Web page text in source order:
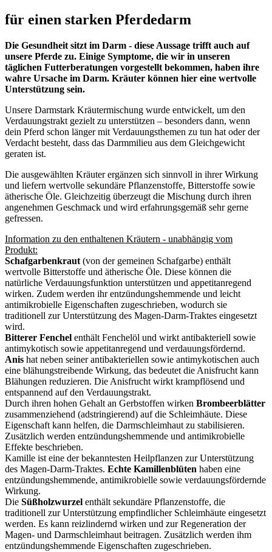
für einen starken Pferdedarm
Die Gesundheit sitzt im Darm - diese Aussage trifft auch auf
unsere Pferde zu. Einige Symptome, die wir in unseren
täglichen Futterberatungen vorgestellt bekommen, haben ihre
wahre Ursache im Darm. Kräuter können hier eine wertvolle
Unterstützung sein.
Unsere Darmstark Kräutermischung wurde entwickelt, um den
Verdauungstrakt gezielt zu unterstützen – besonders dann, wenn
dein Pferd schon länger mit Verdauungsthemen zu tun hat oder der
Verdacht besteht, dass das Darmmilieu aus dem Gleichgewicht
geraten ist.
Die ausgewählten Kräuter ergänzen sich sinnvoll in ihrer Wirkung
und liefern wertvolle sekundäre Pflanzenstoffe, Bitterstoffe sowie
ätherische Öle. Gleichzeitig überzeugt die Mischung durch ihren
angenehmen Geschmack und wird erfahrungsgemäß sehr gerne
gefressen.
Information zu den enthaltenen Kräutern - unabhängig vom
Produkt:
Schafgarbenkraut (von der gemeinen Schafgarbe) enthält
wertvolle Bitterstoffe und ätherische Öle. Diese können die
natürliche Verdauungsfunktion unterstützen und appetitanregend
wirken. Zudem werden ihr entzündungshemmende und leicht
antimikrobielle Eigenschaften zugeschrieben, wodurch sie
traditionell zur Unterstützung des Magen-Darm-Traktes eingesetzt
wird.
Bitterer Fenchel enthält Fenchelöl und wirkt antibakteriell sowie
antimykotisch sowie appetitanregend und verdauungsfördernd.
Anis hat neben seiner antibakteriellen sowie antimykotischen auch
eine blähungstreibende Wirkung, das bedeutet die Anisfrucht kann
Blähungen reduzieren. Die Anisfrucht wirkt krampflösend und
entspannend auf den Verdauungstrakt.
Durch ihren hohen Gehalt an Gerbstoffen wirken Brombeerblätter
zusammenziehend (adstringierend) auf die Schleimhäute. Diese
Eigenschaft kann helfen, die Darmschleimhaut zu stabilisieren.
Zusätzlich werden entzündungshemmende und antimikrobielle
Effekte beschrieben.
Kamille ist eine der bekanntesten Heilpflanzen zur Unterstützung
des Magen-Darm-Traktes. Echte Kamillenblüten haben eine
entzündungshemmende, antimikrobielle sowie verdauungsfördernde
Wirkung.
Die Süßholzwurzel enthält sekundäre Pflanzenstoffe, die
traditionell zur Unterstützung empfindlicher Schleimhäute eingesetzt
werden. Es kann reizlindernd wirken und zur Regeneration der
Magen- und Darmschleimhaut beitragen. Zusätzlich werden ihm
entzündungshemmende Eigenschaften zugeschrieben.